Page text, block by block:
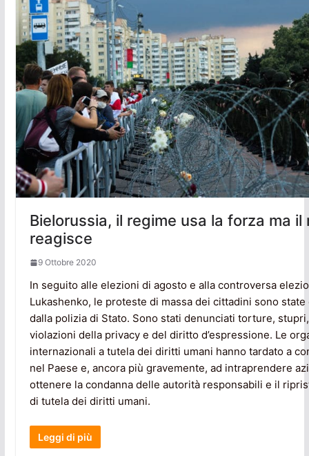
Bielorussia, il regime usa la forza ma il
reagisce
9 Ottobre 2020
In seguito alle elezioni di agosto e alla controversa
Lukashenko, le proteste di massa dei cittadini sono
dalla polizia di Stato. Sono stati denunciati torture,
violazioni della privacy e del diritto d’espressione. Le
internazionali a tutela dei diritti umani hanno tardato a
nel Paese e, ancora più gravemente, ad intraprendere
ottenere la condanna delle autorità responsabili e il
di tutela dei diritti umani.
Leggi di più